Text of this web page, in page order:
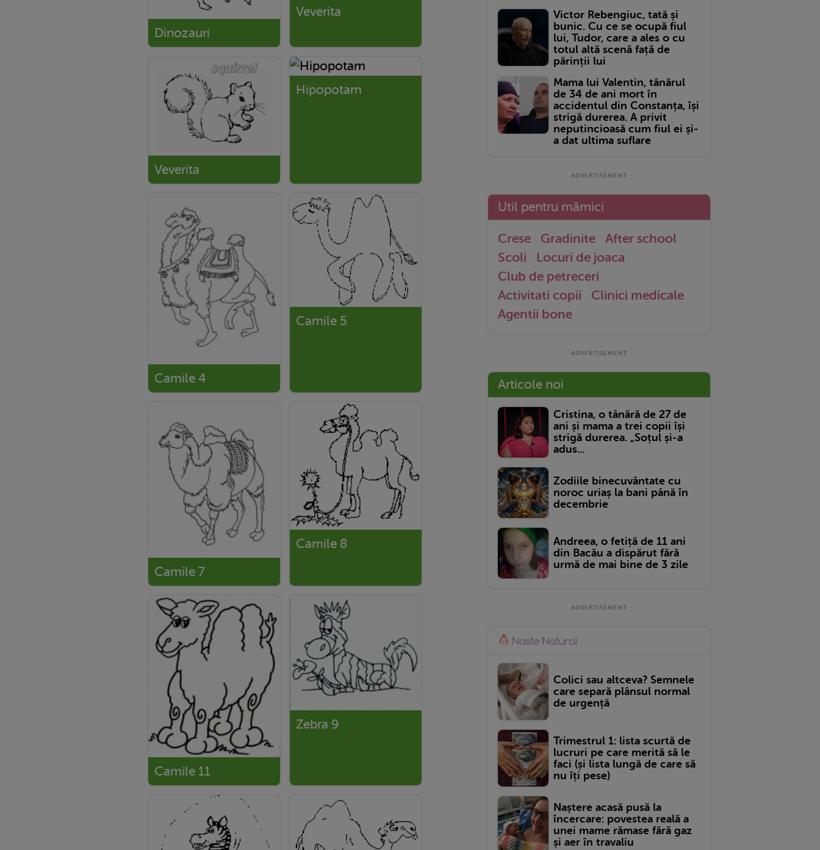
Dinozauri
Veverita
Veverita
Hipopotam
Camile 4
Camile 5
Camile 7
Camile 8
Camile 11
Zebra 9
Victor Rebengiuc, tată și
bunic. Cu ce se ocupă fiul
lui, Tudor, care a ales o cu
totul altă scenă față de
părinții lui
Mama lui Valentin, tânărul
de 34 de ani mort în
accidentul din Constanța, își
strigă durerea. A privit
neputincioasă cum fiul ei și-
a dat ultima suflare
Util pentru mămici
Crese Gradinite
After school
Scoli
Locuri de joaca
Club de petreceri
Activitati copii
Clinici medicale
Agentii bone
Articole noi
Cristina, o tânără de 27 de
ani și mama a trei copii își
strigă durerea. „Soțul și-a
adus...
Zodiile binecuvântate cu
noroc uriaș la bani până în
decembrie
Andreea, o fetiță de 11 ani
din Bacău a dispărut fără
urmă de mai bine de 3 zile
Colici sau altceva? Semnele
care separă plânsul normal
de urgență
Trimestrul 1: lista scurtă de
lucruri pe care merită să le
faci (și lista lungă de care să
nu îți pese)
Naștere acasă pusă la
încercare: povestea reală a
unei mame rămase fără gaz
și aer în travaliu